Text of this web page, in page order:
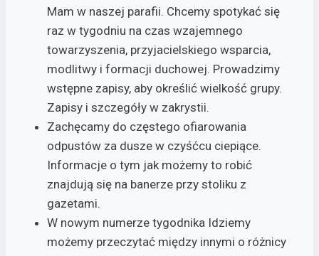
Mam w naszej parafii. Chcemy spotykać się
raz w tygodniu na czas wzajemnego
towarzyszenia, przyjacielskiego wsparcia,
modlitwy i formacji duchowej. Prowadzimy
wstępne zapisy, aby określić wielkość grupy.
Zapisy i szczegóły w zakrystii.
Zachęcamy do częstego ofiarowania
odpustów za dusze w czyśćcu ciepiące.
Informacje o tym jak możemy to robić
znajdują się na banerze przy stoliku z
gazetami.
W nowym numerze tygodnika Idziemy
możemy przeczytać między innymi o różnicy